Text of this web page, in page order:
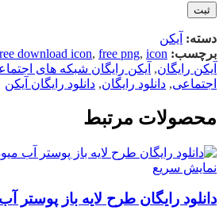
دسته: آیکن
برچسب:
download icon, free png, icon
آیکن رایگان, آیکن رایگان شبکه های
اجتماعی, دانلود رایگان, دانلود رایگان آیکن
محصولات مرتبط
نمایش سریع
دانلود رایگان طرح لايه باز پوستر